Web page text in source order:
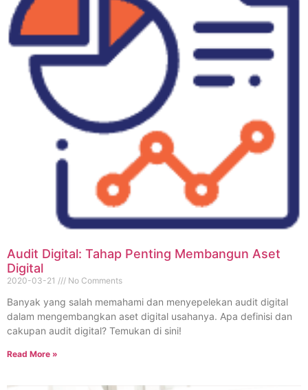
Audit Digital: Tahap Penting Membangun Aset
Digital
2020-03-21 No Comments
Banyak yang salah memahami dan menyepelekan audit digital
dalam mengembangkan aset digital usahanya. Apa definisi dan
cakupan audit digital? Temukan di sini!
Read More »